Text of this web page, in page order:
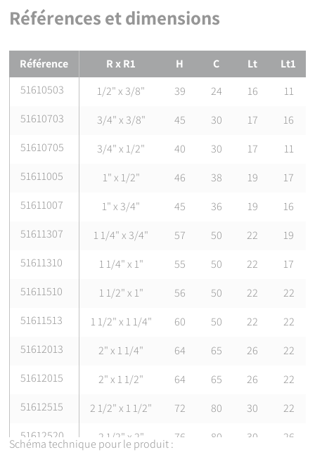
d'assainissement enterrés et aériens avec pression -
Polychlorure de vinyle non plastifié (PVC-U) - Partie 3 : raccords
étanchéité dans le filet — Partie 1: Dimensions, tolérances et
désignation
Certification
Références et dimensions
Références et dimensions de Mamelon double PVC réduit fileté
Référence R x R1 H C Lt
Lt1
51610503
1/2" x 3/8" 39 24 16
11
51610703
3/4" x 3/8" 45 30 17
16
51610705
3/4" x 1/2" 40 30 17
11
51611005
1" x 1/2" 46 38 19
17
51611007
1" x 3/4" 45 36 19
16
51611307
1 1/4" x 3/4" 57 50 22
19
51611310
1 1/4" x 1" 55 50 22
17
51611510
1 1/2" x 1" 56 50 22
22
51611513
1 1/2" x 1 1/4" 60 50 22
22
51612013
2" x 1 1/4" 64 65 26
22
51612015
2" x 1 1/2" 64 65 26
22
51612515
2 1/2" x 1 1/2" 72 80 30
22
51612520
2 1/2" x 2" 76 80 30
26
Schéma technique pour le produit :